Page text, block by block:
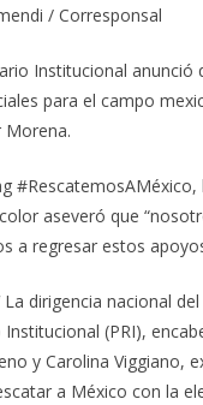
/ Corresponsal
Institucional anunció
para el campo
Morena.
#RescatemosAMéxico,
aseveró que
a regresar estos
La dirigencia nacional
(PRI),
y Carolina Viggiano,
a México con la